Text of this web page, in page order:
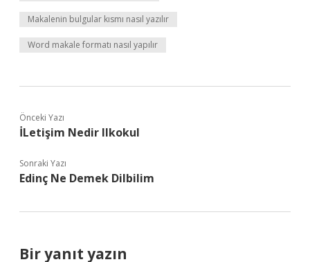
Makalenin bulgular kısmı nasıl yazılır
Word makale formatı nasıl yapılır
Önceki Yazı
İLetişim Nedir Ilkokul
Sonraki Yazı
Edinç Ne Demek Dilbilim
Bir yanıt yazın